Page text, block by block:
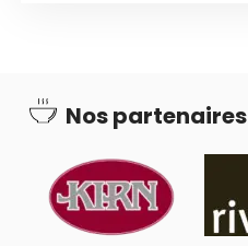
Nos partenaires